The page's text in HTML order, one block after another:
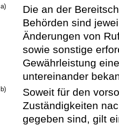
a)
Die an der
Behörden sind
Änderungen von
sowie sonstige
Gewährleistung
untereinander
b)
Soweit für den
Zuständigkeiten
gegeben sind, gilt